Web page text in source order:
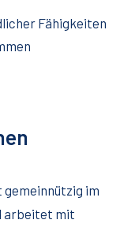
Fähigkeiten
im
arbeitet mit